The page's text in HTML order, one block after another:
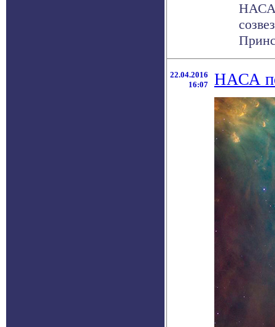
НАСА
22.04.2016
16:07
НАСА